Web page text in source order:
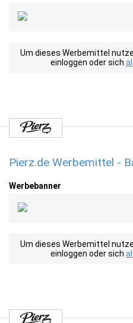
Um dieses Werbemittel
einloggen oder sich
Pierz.de Werbemittel -
Werbebanner
Um dieses Werbemittel
einloggen oder sich